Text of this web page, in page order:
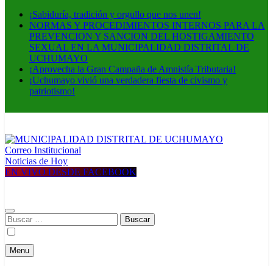
¡Sabiduría, tradición y orgullo que nos unen!
NORMAS Y PROCEDIMIENTOS INTERNOS PARA LA
PREVENCION Y SANCION DEL HOSTIGAMIENTO
SEXUAL EN LA MUNICIPALIDAD DISTRITAL DE
UCHUMAYO
¡Aprovecha la Gran Campaña de Amnistía Tributaria!
¡Uchumayo vivió una verdadera fiesta de civismo y
patriotismo!
MUNICIPALIDAD DISTRITAL DE UCHUMAYO
Construyendo una nueva Historia
Correo Institucional
Noticias de Hoy
EN VIVO DESDE FACEBOOK
Buscar:
Menu